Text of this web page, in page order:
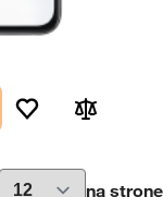
na stronę